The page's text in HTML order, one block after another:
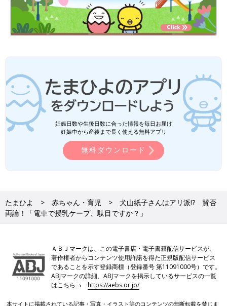
妊娠日数や生後日数に合った情報を毎日お届け
妊娠中から産後まで長く使える無料アプリ
無料ダウンロード
たまひよ 赤ちゃん・育児
犬山紙子さんはアリ派!? 賛否
両論！「電車で授乳ケープ、駄目ですか？」
ＡＢＪマークは、この電子書店・電子書籍配信サービスが、
著作権者からコンテンツ使用許諾を得た正規版配信サービス
であることを示す登録商標（登録番号 第11091000号）です。
ABJマークの詳細、ABJマークを掲示しているサービスの一覧
はこちら→https://aebs.or.jp/
本サイトに掲載されている記事・写真・イラスト等のコンテンツの無断転載を禁じま